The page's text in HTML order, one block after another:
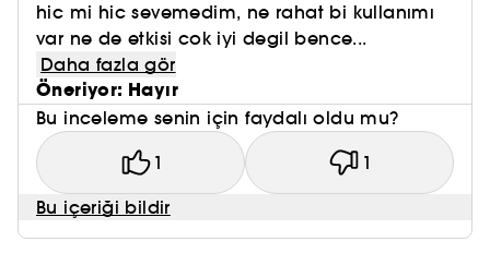
hic mi hic sevemedim, ne rahat bi kullanımı
var ne de etkisi cok iyi degil bence...
Daha fazla gör
Öneriyor: Hayır
Bu inceleme senin için faydalı oldu mu?
1 1
Bu içeriği bildir